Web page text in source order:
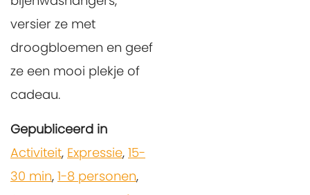
versier ze met
droogbloemen en geef
ze een mooi plekje of
cadeau.
Gepubliceerd in
Activiteit, Expressie, 15-
30 min, 1-8 personen,